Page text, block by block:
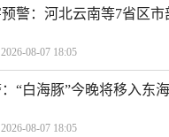
警：河北云南等7省区
08-07 18:05
“白海豚”今晚将移入东
08-07 18:05